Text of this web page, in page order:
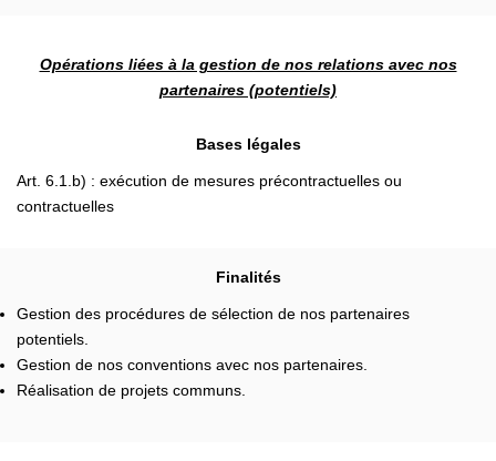
Opérations liées à la gestion de nos relations avec nos
partenaires (potentiels)
Bases légales
Art. 6.1.b) : exécution de mesures précontractuelles ou
contractuelles
Finalités
Gestion des procédures de sélection de nos partenaires
potentiels.
Gestion de nos conventions avec nos partenaires.
Réalisation de projets communs.